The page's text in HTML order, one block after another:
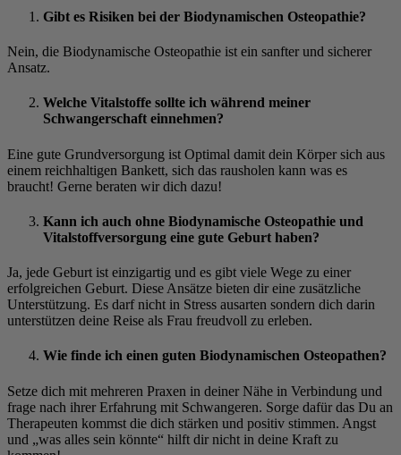
Gibt es Risiken bei der Biodynamischen Osteopathie?
Nein, die Biodynamische Osteopathie ist ein sanfter und sicherer
Ansatz.
Welche Vitalstoffe sollte ich während meiner
Schwangerschaft einnehmen?
Eine gute Grundversorgung ist Optimal damit dein Körper sich aus
einem reichhaltigen Bankett, sich das rausholen kann was es
braucht! Gerne beraten wir dich dazu!
Kann ich auch ohne Biodynamische Osteopathie und
Vitalstoffversorgung eine gute Geburt haben?
Ja, jede Geburt ist einzigartig und es gibt viele Wege zu einer
erfolgreichen Geburt. Diese Ansätze bieten dir eine zusätzliche
Unterstützung. Es darf nicht in Stress ausarten sondern dich darin
unterstützen deine Reise als Frau freudvoll zu erleben.
Wie finde ich einen guten Biodynamischen Osteopathen?
Setze dich mit mehreren Praxen in deiner Nähe in Verbindung und
frage nach ihrer Erfahrung mit Schwangeren. Sorge dafür das Du an
Therapeuten kommst die dich stärken und positiv stimmen. Angst
und „was alles sein könnte“ hilft dir nicht in deine Kraft zu